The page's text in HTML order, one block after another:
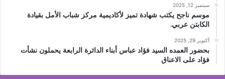
سبتمبر 12, 2025
موسم ناجح يكتب شهادة تميز لأكاديمية مركز شباب الأمل بقيادة
الكابتن عربي.
أكتوبر 29, 2025
بحضور العمده السيد فؤاد عباس أبناء الدائرة الرابعة يحملون نشأت
فؤاد على الاعناق